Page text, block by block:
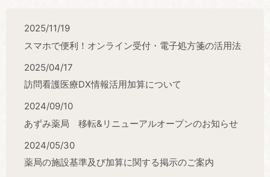
2025/11/19
スマホで便利！オンライン受付・電子処方箋の活用法
2025/04/17
訪問看護医療DX情報活用加算について
2024/09/10
あずみ薬局 移転&リニューアルオープンのお知らせ
2024/05/30
薬局の施設基準及び加算に関する掲示のご案内